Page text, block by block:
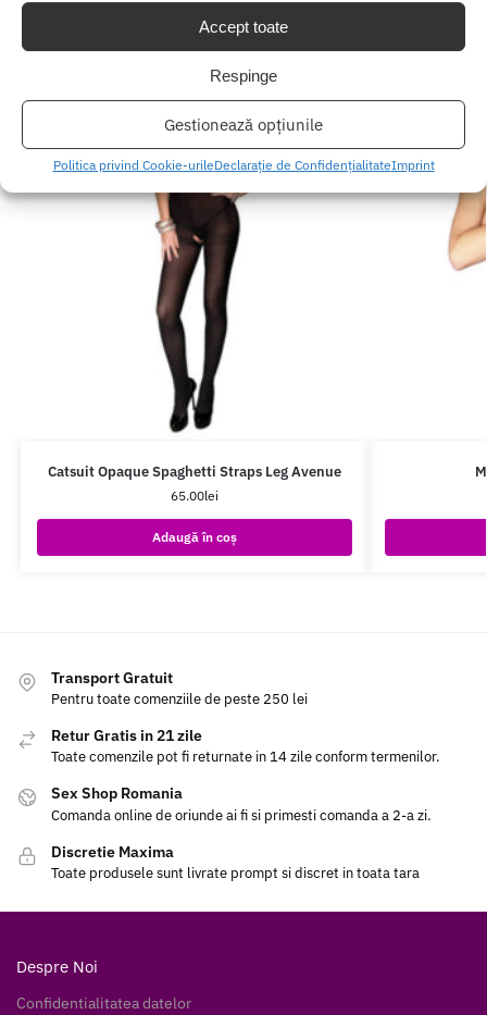
Accept toate
Respinge
Gestionează opțiunile
Politica privind Cookie-urileDeclarație de ConfidențialitateImprint
Catsuit Opaque Spaghetti Straps Leg Avenue
65.00lei
Adaugă în coș
Transport Gratuit
Pentru toate comenziile de peste 250 lei
Retur Gratis in 21 zile
Toate comenzile pot fi returnate in 14 zile conform termenilor.
Sex Shop Romania
Comanda online de oriunde ai fi si primesti comanda a 2-a zi.
Discretie Maxima
Toate produsele sunt livrate prompt si discret in toata tara
Despre Noi
Confidentialitatea datelor